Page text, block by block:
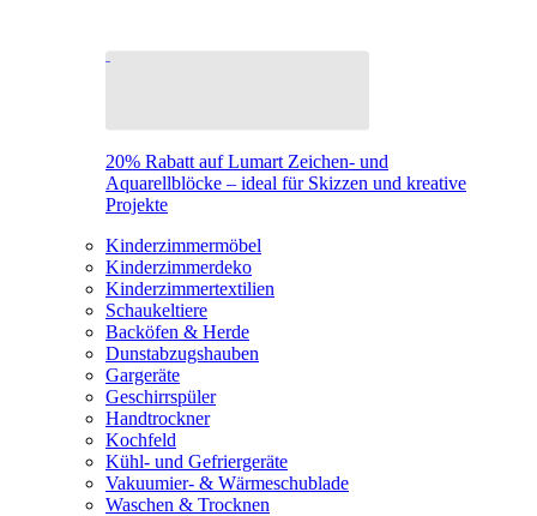
20% Rabatt auf Lumart Zeichen- und
Aquarellblöcke – ideal für Skizzen und kreative
Projekte
Kinderzimmermöbel
Kinderzimmerdeko
Kinderzimmertextilien
Schaukeltiere
Backöfen & Herde
Dunstabzugshauben
Gargeräte
Geschirrspüler
Handtrockner
Kochfeld
Kühl- und Gefriergeräte
Vakuumier- & Wärmeschublade
Waschen & Trocknen